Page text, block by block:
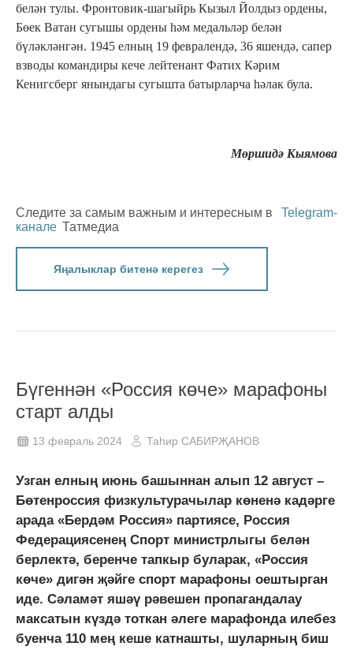
белән тулы. Фронтовик-шагыйрь Кызыл Йолдыз ордены,
Бөек Ватан сугышы ордены һәм медальләр белән
бүләкләнгән. 1945 елның 19 февралендә, 36 яшендә, сапер
взводы командиры кече лейтенант Фатих Кәрим
Кенигсберг янындагы сугышта батырларча һәлак була.
Мөршидә Кыямова
Следите за самым важным и интересным в
Telegram-
канале Татмедиа
Яңалыклар битенә керегез
Бүгеннән «Россия көче» марафоны
старт алды
13 февраль 2024 Таһир САБИРҖАНОВ
Узган елның июнь башыннан алып 12 август –
Бөтенроссия физкультурачылар көненә кадәрге
арада «Бердәм Россия» партиясе, Россия
Федерациясенең Спорт министрлыгы белән
берлектә, беренче тапкыр буларак, «Россия
көче» дигән җәйге спорт марафоны оештырган
иде. Сәламәт яшәү рәвешен пропагандалау
максатын күздә тоткан әлеге марафонда илебез
буенча 110 мең кеше катнашты, шуларның биш